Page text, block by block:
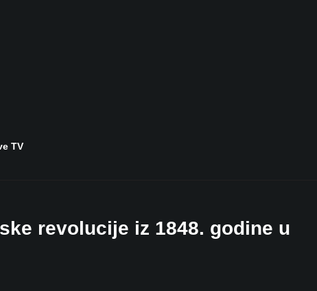
TV
revolucije iz 1848. godine u